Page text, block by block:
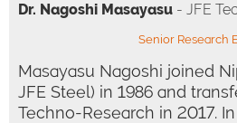
Dr. Nagoshi Masayasu - JFE
Senior Research
Masayasu Nagoshi joined
JFE Steel) in 1986 and
Techno-Research in 2017.